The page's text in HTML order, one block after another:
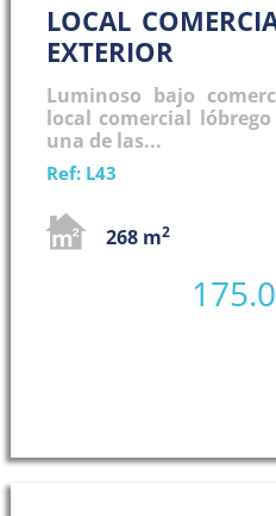
LOCAL
EXTERIOR
Luminoso bajo
local comercial
una de las...
Ref: L43
268 m2